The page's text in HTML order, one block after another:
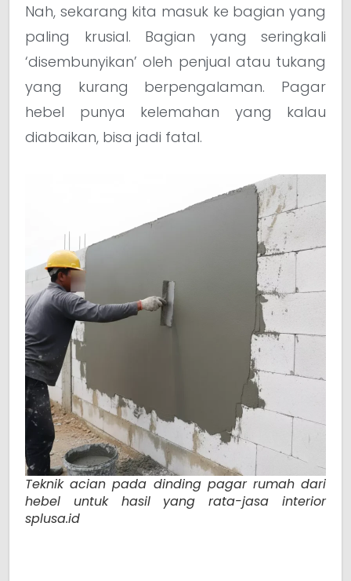
Nah, sekarang kita masuk ke bagian yang
paling krusial. Bagian yang seringkali
‘disembunyikan’ oleh penjual atau tukang
yang kurang berpengalaman. Pagar
hebel punya kelemahan yang kalau
diabaikan, bisa jadi fatal.
Teknik acian pada dinding pagar rumah dari
hebel untuk hasil yang rata-jasa interior
splusa.id